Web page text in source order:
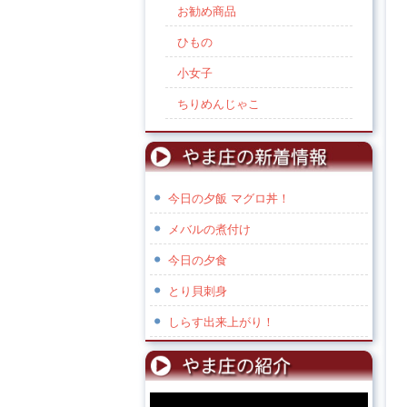
お勧め商品
ひもの
小女子
ちりめんじゃこ
今日の夕飯 マグロ丼！
メバルの煮付け
今日の夕食
とり貝刺身
しらす出来上がり！